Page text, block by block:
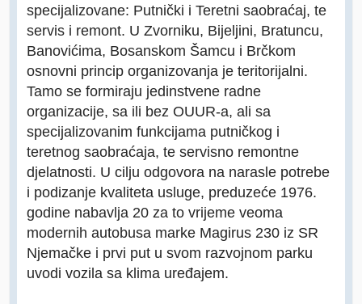
specijalizovane: Putnički i Teretni saobraćaj, te
servis i remont. U Zvorniku, Bijeljini, Bratuncu,
Banovićima, Bosanskom Šamcu i Brčkom
osnovni princip organizovanja je teritorijalni.
Tamo se formiraju jedinstvene radne
organizacije, sa ili bez OUUR-a, ali sa
specijalizovanim funkcijama putničkog i
teretnog saobraćaja, te servisno remontne
djelatnosti. U cilju odgovora na narasle potrebe
i podizanje kvaliteta usluge, preduzeće 1976.
godine nabavlja 20 za to vrijeme veoma
modernih autobusa marke Magirus 230 iz SR
Njemačke i prvi put u svom razvojnom parku
uvodi vozila sa klima uređajem.